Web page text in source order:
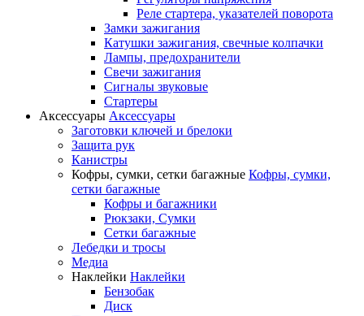
Реле стартера, указателей поворота
Замки зажигания
Катушки зажигания, свечные колпачки
Лампы, предохранители
Свечи зажигания
Сигналы звуковые
Стартеры
Аксессуары Аксессуары
Заготовки ключей и брелоки
Защита рук
Канистры
Кофры, сумки, сетки багажные Кофры, сумки,
сетки багажные
Кофры и багажники
Рюкзаки, Сумки
Сетки багажные
Лебедки и тросы
Медиа
Наклейки Наклейки
Бензобак
Диск